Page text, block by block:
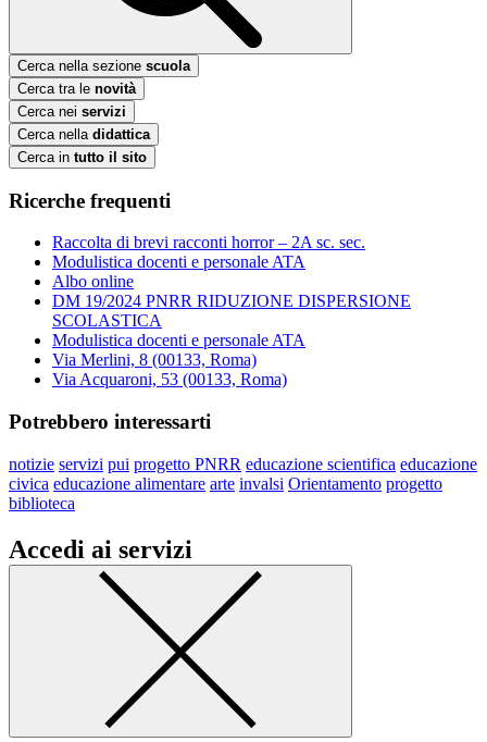
Cerca nella sezione scuola
Cerca tra le novità
Cerca nei servizi
Cerca nella didattica
Cerca in tutto il sito
Ricerche frequenti
Raccolta di brevi racconti horror – 2A sc. sec.
Modulistica docenti e personale ATA
Albo online
DM 19/2024 PNRR RIDUZIONE DISPERSIONE
SCOLASTICA
Modulistica docenti e personale ATA
Via Merlini, 8 (00133, Roma)
Via Acquaroni, 53 (00133, Roma)
Potrebbero interessarti
notizie servizi pui progetto PNRR educazione scientifica educazione
civica educazione alimentare arte invalsi Orientamento progetto
biblioteca
Accedi ai servizi